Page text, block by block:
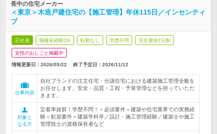
長中の住宅メーカー
＜東京＞木造戸建住宅の【施工管理】年休115日／インセンティ
ブ
正社員 職種未経験OK 転勤なし 学歴不問 完全週休2日制
女性のおしごと掲載中
情報更新日：2026/05/22 終了予定日： 2026/11/12
仕事内容
自社ブランドの注文住宅・分譲住宅における建築施工管理全般を
お任せします。安全・品質・工程・予算管理などを担っていただ
きます。
対象と
なる方
定着率抜群！学歴不問！＜必須要件＞建築や住宅業界での実務経
験＜歓迎要件＞建築学科卒／設計・施工管理経験／建築士や施工
管理技士の資格保有者など